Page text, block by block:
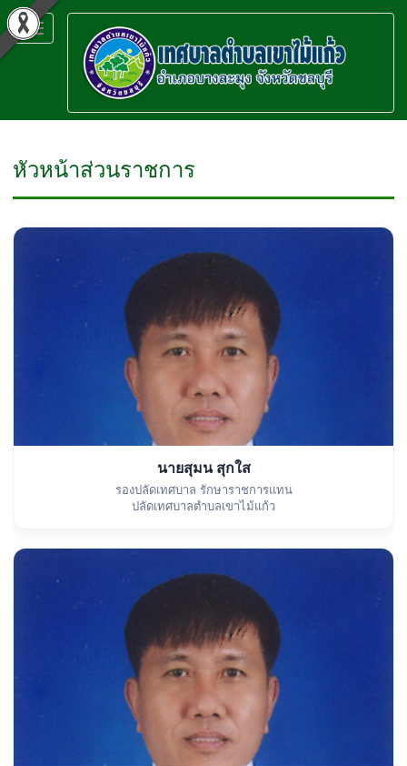
Toggle
navigation
หัวหน้าส่วนราชการ
นายสุมน สุกใส
รองปลัดเทศบาล รักษาราชการแทน
ปลัดเทศบาลตำบลเขาไม้แก้ว